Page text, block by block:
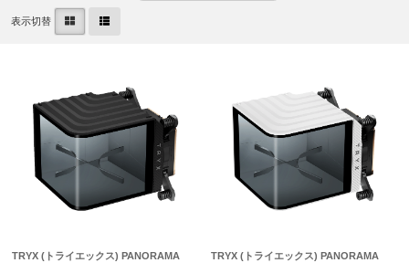
表示切替
TRYX (トライエックス) PANORAMA
TRYX (トライエックス) PANORAMA